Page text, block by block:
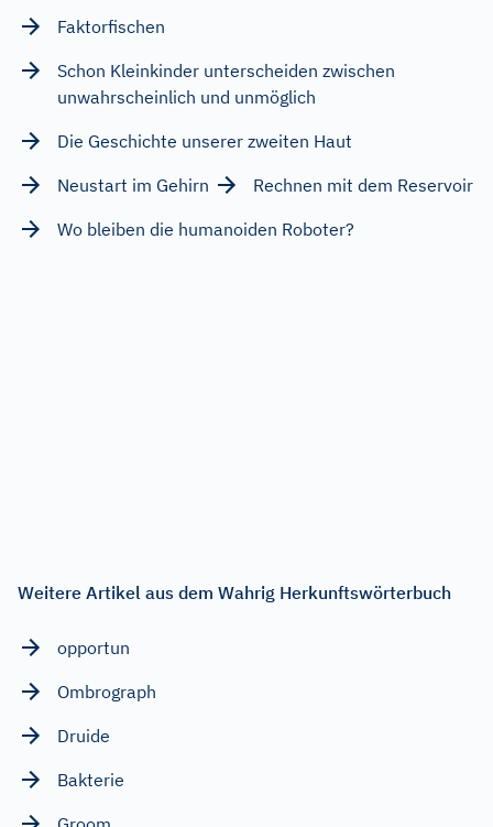
Faktorfischen
Schon Kleinkinder unterscheiden zwischen
unwahrscheinlich und unmöglich
Die Geschichte unserer zweiten Haut
Neustart im Gehirn
Rechnen mit dem Reservoir
Wo bleiben die humanoiden Roboter?
Weitere Artikel aus dem Wahrig Herkunftswörterbuch
opportun
Ombrograph
Druide
Bakterie